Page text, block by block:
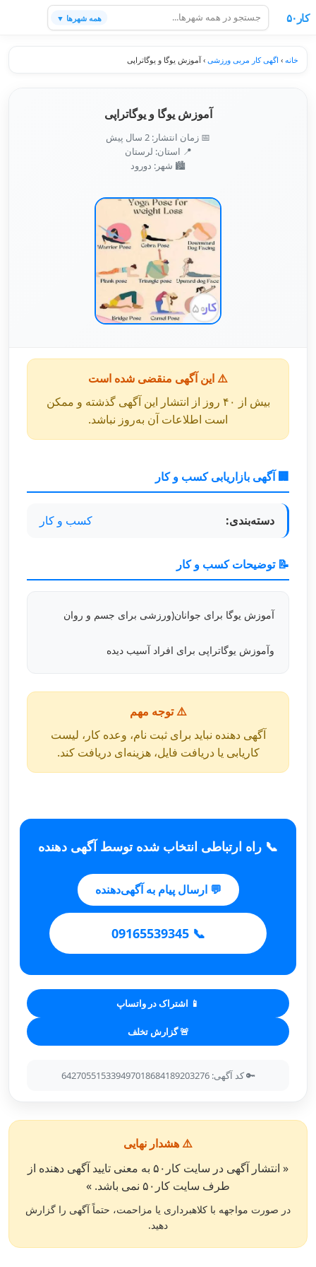
کار۵۰ همه شهرها ▼
خانه › اگهی کار مربی ورزشی ›آموزش یوگا و یوگاتراپی
آموزش یوگا و یوگاتراپی
📅 زمان انتشار: 2 سال پیش
📍 استان: لرستان
🏙️ شهر: دورود
⚠️ این آگهی منقضی شده است
بیش از ۴۰ روز از انتشار این آگهی گذشته و ممکن
است اطلاعات آن به‌روز نباشد.
🏢 آگهی بازاریابی کسب و کار
دسته‌بندی: کسب و کار
📝 توضیحات کسب و کار
آموزش یوگا برای جوانان(ورزشی برای جسم و روان
وآموزش یوگاتراپی برای افراد آسيب دیده
⚠️ توجه مهم
آگهی دهنده نباید برای ثبت نام، وعده کار، لیست
کاریابی یا دریافت فایل، هزینه‌ای دریافت کند.
📞 راه ارتباطی انتخاب شده توسط آگهی دهنده
💬 ارسال پیام به آگهی‌دهنده
📞 09165539345
📱 اشتراک در واتساپ
🚨 گزارش تخلف
🔑 کد آگهی: 642705515339497018684189203276
⚠️ هشدار نهایی
« انتشار آگهی در سایت کار۵۰ به معنی تایید آگهی دهنده از
طرف سایت کار۵۰ نمی باشد. »
در صورت مواجهه با کلاهبرداری یا مزاحمت، حتماً آگهی را گزارش
دهید.